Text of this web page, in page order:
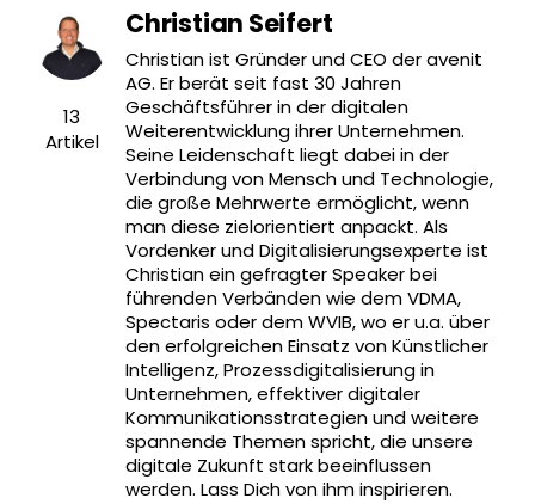
13
Artikel
Christian Seifert
Christian ist Gründer und CEO der avenit
AG. Er berät seit fast 30 Jahren
Geschäftsführer in der digitalen
Weiterentwicklung ihrer Unternehmen.
Seine Leidenschaft liegt dabei in der
Verbindung von Mensch und Technologie,
die große Mehrwerte ermöglicht, wenn
man diese zielorientiert anpackt. Als
Vordenker und Digitalisierungsexperte ist
Christian ein gefragter Speaker bei
führenden Verbänden wie dem VDMA,
Spectaris oder dem WVIB, wo er u.a. über
den erfolgreichen Einsatz von Künstlicher
Intelligenz, Prozessdigitalisierung in
Unternehmen, effektiver digitaler
Kommunikationsstrategien und weitere
spannende Themen spricht, die unsere
digitale Zukunft stark beeinflussen
werden. Lass Dich von ihm inspirieren.